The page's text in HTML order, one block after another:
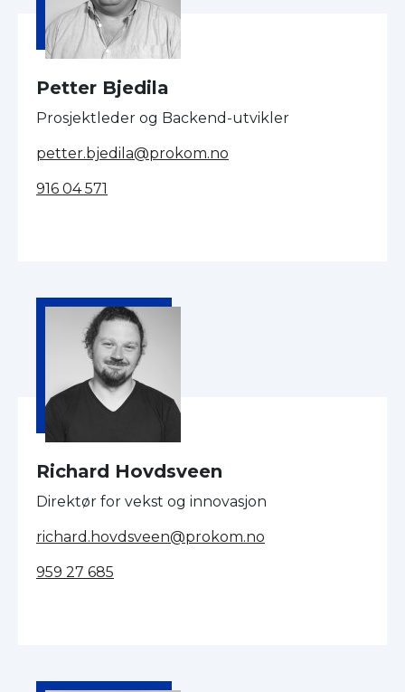
Petter Bjedila
Prosjektleder og Backend-utvikler
petter.bjedila@prokom.no
916 04 571
Richard Hovdsveen
Direktør for vekst og innovasjon
richard.hovdsveen@prokom.no
959 27 685